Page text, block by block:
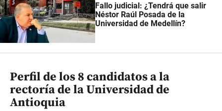
Fallo judicial: ¿Tendrá que salir
Néstor Raúl Posada de la
Universidad de Medellín?
Perfil de los 8 candidatos a la
rectoría de la Universidad de
Antioquia